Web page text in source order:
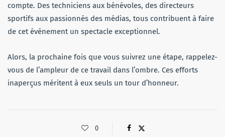
compte. Des techniciens aux bénévoles, des directeurs
sportifs aux passionnés des médias, tous contribuent à faire
de cet événement un spectacle exceptionnel.
Alors, la prochaine fois que vous suivrez une étape, rappelez-
vous de l’ampleur de ce travail dans l’ombre. Ces efforts
inaperçus méritent à eux seuls un tour d’honneur.
0